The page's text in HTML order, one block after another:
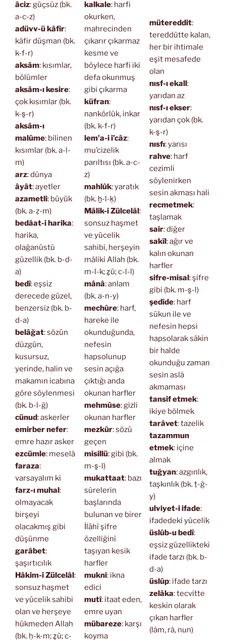
âciz: güçsüz (bk.
a-c-z)
adüvv-ü kâfir:
kâfir düşman (bk.
k-f-r)
aksâm: kısımlar,
bölümler
aksâm-ı kesire:
çok kısımlar (bk.
k-s̱-r)
aksâm-ı
malûme: bilinen
kısımlar (bk. a-l-
m)
arz: dünya
âyât: ayetler
azametli: büyük
(bk. a-ẓ-m)
bedâat-i harika:
harika,
olağanüstü
güzellik (bk. b-d-
a)
bedî: eşsiz
derecede güzel,
benzersiz (bk. b-
d-a)
belâğat: sözün
düzgün,
kusursuz,
yerinde, halin ve
makamın icabına
göre söylenmesi
(bk. b-l-ğ)
cünud: askerler
emirber nefer:
emre hazır asker
ezcümle: meselâ
faraza:
varsayalım ki
farz-ı muhal:
olmayacak
birşeyi
olacakmış gibi
düşünme
garâbet:
şaşırtıcılık
Hâkim-i Zülcelâl:
sonsuz haşmet
ve yücelik sahibi
olan ve herşeye
hükmeden Allah
(bk. ḥ-k-m; ẕü; c-
kalkale: harfi
okurken,
mahrecinden
çıkarır çıkarmaz
kesme ve
böylece harfi iki
defa okunmuş
gibi çıkarma
küfran:
nankörlük, inkar
(bk. k-f-r)
lem’a-i i’câz:
mu’cizelik
parıltısı (bk. a-c-
z)
mahlûk: yaratık
(bk. ḫ-l-ḳ)
Mâlik-i Zülcelâl:
sonsuz haşmet
ve yücelik
sahibi, herşeyin
mâliki Allah (bk.
m-l-k; ẕü; c-l-l)
mânâ: anlam
(bk. a-n-y)
mechûre: harf,
hareke ile
okunduğunda,
nefesin
hapsolunup
sesin açığa
çıktığı anda
okunan harfler
mehmûse: gizli
okunan harfler
mezkûr: sözü
geçen
misillü: gibi (bk.
m-s̱-l)
mukattaat: bazı
sûrelerin
başlarında
bulunan ve birer
İlâhî şifre
özelliğini
taşıyan kesik
harfler
mukni: ikna
edici
mutî: itaat eden,
emre uyan
mübareze: karşı
koyma
mütereddit:
tereddütte kalan,
her bir ihtimale
eşit mesafede
olan
nısf-ı ekall:
yarıdan az
nısf-ı ekser:
yarıdan çok (bk.
k-s̱-r)
nısfı: yarısı
rahve: harf
cezimli
söylenirken
sesin akması hali
recmetmek:
taşlamak
sair: diğer
sakîl: ağır ve
kalın okunan
harfler
sifre-misal: şifre
gibi (bk. m-s̱-l)
şedîde: harf
sükun ile ve
nefesin hepsi
hapsolarak sâkin
bir halde
okunduğu zaman
sesin aslâ
akmaması
tansif etmek:
ikiye bölmek
tarâvet: tazelik
tazammun
etmek: içine
almak
tuğyan: azgınlık,
taşkınlık (bk. ṭ-ğ-
y)
ulviyet-i ifade:
ifadedeki yücelik
üslûb-u bedî:
eşsiz güzellikteki
ifade tarzı (bk. b-
d-a)
üslûp: ifade tarzı
zelâka: tecvitte
keskin olarak
çıkan harfler
(lâm, râ, nun)